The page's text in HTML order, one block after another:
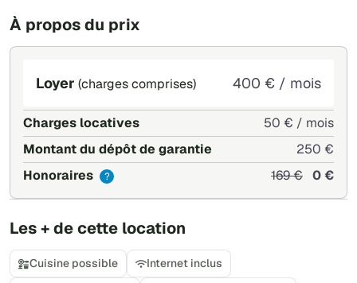
À propos du prix
Loyer (charges comprises) 400 € / mois
Charges locatives
50 € / mois
Montant du dépôt de garantie
250 €
Honoraires
? 169 € 0 €
Les + de cette location
Cuisine possible
Internet inclus